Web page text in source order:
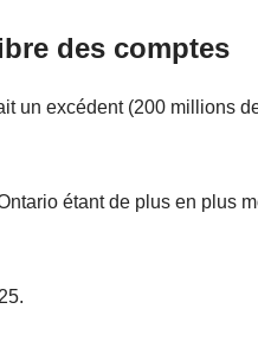
des comptes
un excédent (200 millions
étant de plus en plus